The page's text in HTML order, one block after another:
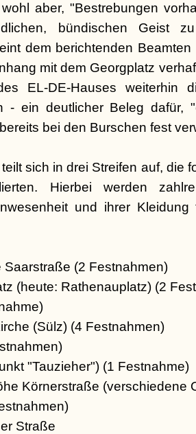
aber, "Bestrebungen
bündischen Geist
dem berichtenden
mit dem Georgplatz
EL-DE-Hauses weiterhin
- ein deutlicher Beleg dafür,
bei den Burschen fest
sich in drei Streifen auf, die
Hierbei werden
und ihrer Kleidung
Saarstraße (2 Festnahmen)
(heute: Rathenauplatz) (2
(Sülz) (4 Festnahmen)
"Tauzieher") (1 Festnahme)
Körnerstraße (verschiedene
Straße